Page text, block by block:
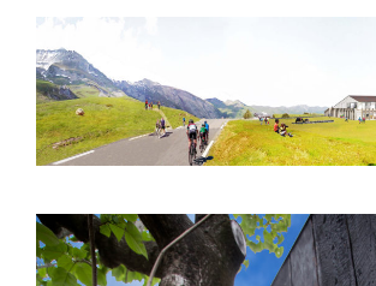
Col du Soulor (65) –
paysagers